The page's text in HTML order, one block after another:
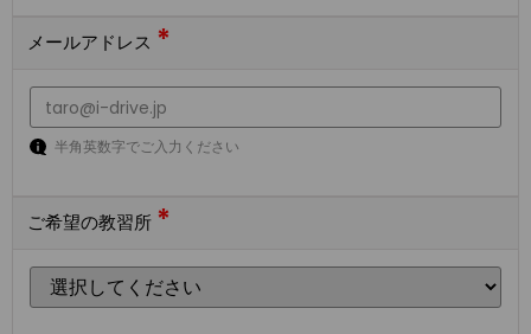
メールアドレス *
半角英数字でご入力ください
ご希望の教習所 *